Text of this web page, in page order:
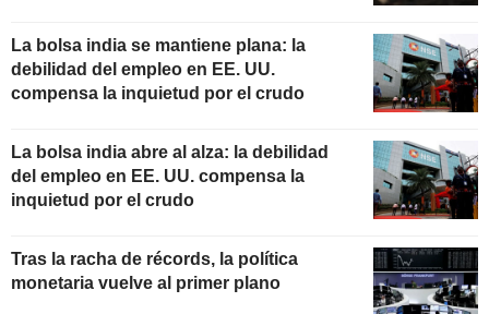
La bolsa india se mantiene plana: la
debilidad del empleo en EE. UU.
compensa la inquietud por el crudo
La bolsa india abre al alza: la debilidad
del empleo en EE. UU. compensa la
inquietud por el crudo
Tras la racha de récords, la política
monetaria vuelve al primer plano